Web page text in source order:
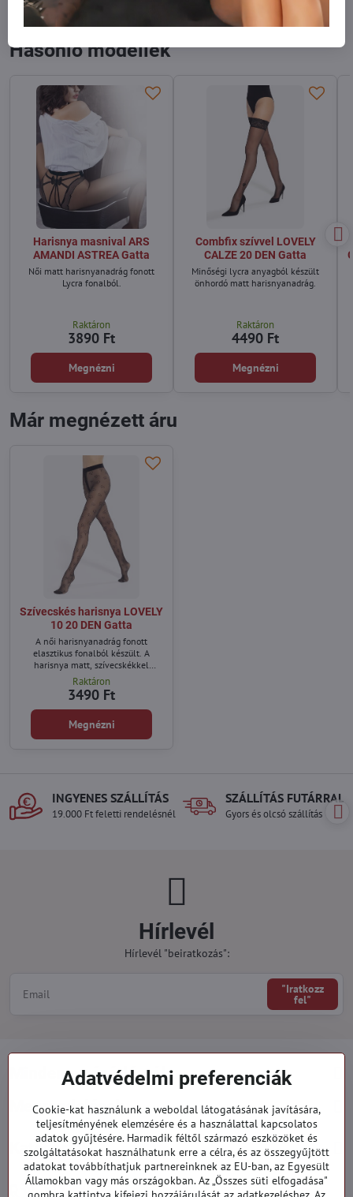
Facebook Reddit LinkedIn WhatsApp
mail
Hasonló modellek
Harisnya masnival ARS
AMANDI ASTREA Gatta
Női matt harisnyanadrág fonott
Lycra fonalból.
Raktáron
3890 Ft
Megnézni
Combfix szívvel LOVELY
CALZE 20 DEN Gatta
Minőségi lycra anyagból készült
önhordó matt harisnyanadrág.
Raktáron
4490 Ft
Megnézni
Már megnézett áru
Szívecskés harisnya LOVELY
10 20 DEN Gatta
A női harisnyanadrág fonott
elasztikus fonalból készült. A
harisnya matt, szívecskékkel
díszített.
Raktáron
3490 Ft
Megnézni
INGYENES SZÁLLÍTÁS
19.000 Ft feletti rendelésnél
SZÁLLÍTÁS FUTÁRRAL
Gyors és olcsó szállítás
Hírlevél
Hírlevél "beiratkozás":
"Iratkozz
fel"
Minden a vásárlásról
Megrendelések
Kategóriák
919 060 751
Adatvédelmi preferenciák
Cookie-kat használunk a weboldal látogatásának javítására,
teljesítményének elemzésére és a használattal kapcsolatos
adatok gyűjtésére. Harmadik féltől származó eszközöket és
szolgáltatásokat használhatunk erre a célra, és az összegyűjtött
adatokat továbbíthatjuk partnereinknek az EU-ban, az Egyesült
Államokban vagy más országokban. Az „Összes süti elfogadása"